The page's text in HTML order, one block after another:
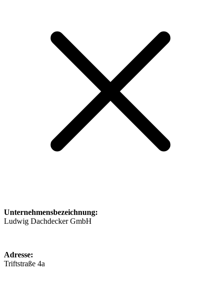
Unternehmensbezeichnung:
Ludwig Dachdecker GmbH
Adresse:
Triftstraße 4a